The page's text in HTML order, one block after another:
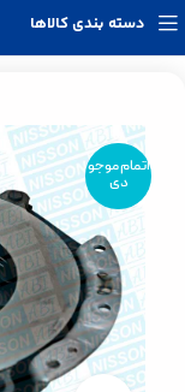
دسته بندی کالاها
اتمام موجو
دی